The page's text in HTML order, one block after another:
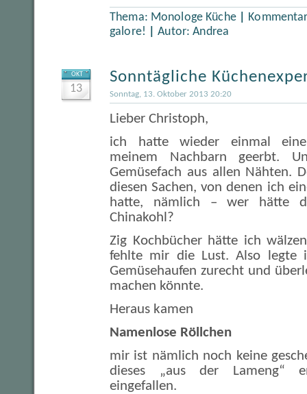
Thema: Monologe Küche
galore!
|Autor:Andrea
OKT
13
Sonntägliche
Sonntag, 13. Oktober 2013 20:20
Lieber Christoph,
ich hatte wieder einmal eine
meinem Nachbarn geerbt.
Gemüsefach aus allen Nähten.
diesen Sachen, von denen ich
hatte, nämlich – wer hätte
Chinakohl?
Zig Kochbücher hätte ich
fehlte mir die Lust. Also legte
Gemüsehaufen zurecht und
machen könnte.
Heraus kamen
Namenlose Röllchen
mir ist nämlich noch keine
dieses „aus der Lameng“
eingefallen.